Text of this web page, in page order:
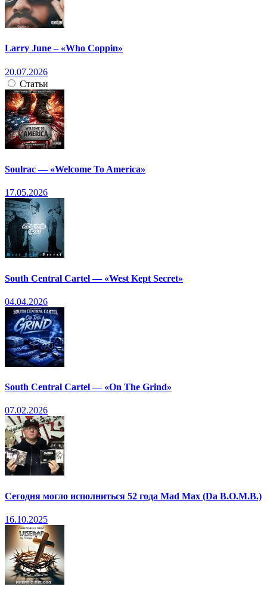
Larry June – «Who Coppin»
20.07.2026
Статьи
Soulrac — «Welcome To America»
17.05.2026
South Central Cartel — «West Kept Secret»
04.04.2026
South Central Cartel — «On The Grind»
07.02.2026
Сегодня могло исполниться 52 года Mad Max (Da B.O.M.B.)
16.10.2025